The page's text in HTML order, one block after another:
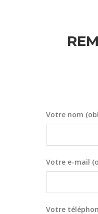
Votre nom
Votre e-mail
Votre